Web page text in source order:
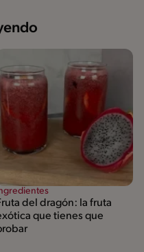
del dragón: la fruta
que tienes que